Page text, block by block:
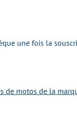
une fois la
de motos de la